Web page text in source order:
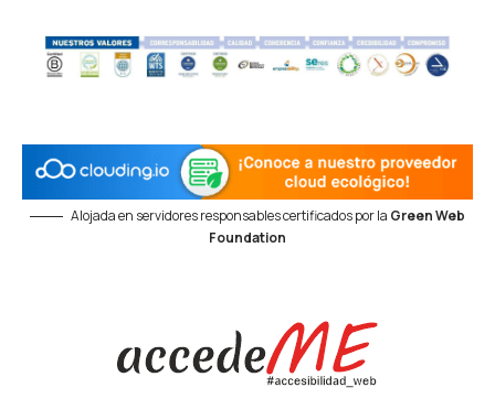
Alojada en servidores responsables certificados por la Green Web
Foundation